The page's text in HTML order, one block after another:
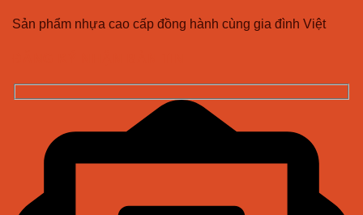
Sản phẩm nhựa cao cấp đồng hành cùng gia đình Việt